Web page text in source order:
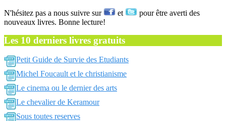
N'hésitez pas a nous suivre sur et
pour être averti des
nouveaux livres. Bonne lecture!
Les 10 derniers livres gratuits
Petit Guide de Survie des Etudiants
Michel Foucault et le christianisme
Le cinema ou le dernier des arts
Le chevalier de Keramour
Sous toutes reserves